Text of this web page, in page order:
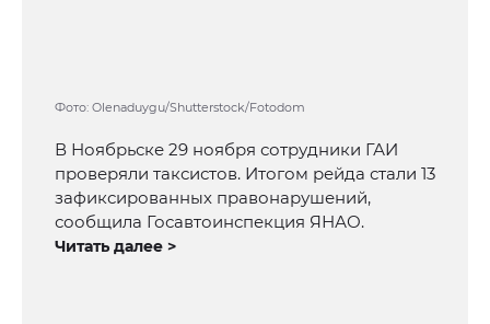
Фото: Olenaduygu/Shutterstock/Fotodom
В Ноябрьске 29 ноября сотрудники ГАИ
проверяли таксистов. Итогом рейда стали 13
зафиксированных правонарушений,
сообщила Госавтоинспекция ЯНАО.
Читать далее >